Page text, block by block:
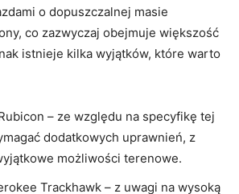
o dopuszczalnej masie⁣
co zazwyczaj obejmuje większość
istnieje kilka wyjątków, które warto
– ze ⁤względu ​na specyfikę tej
dodatkowych uprawnień, z
możliwości ‌terenowe.
Trackhawk –⁢ z uwagi na wysoką